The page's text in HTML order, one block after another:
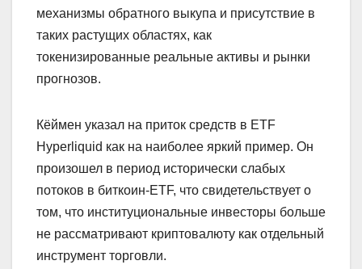
механизмы обратного выкупа и присутствие в
таких растущих областях, как
токенизированные реальные активы и рынки
прогнозов.
Кёймен указал на приток средств в ETF
Hyperliquid как на наиболее яркий пример. Он
произошел в период исторически слабых
потоков в биткоин-ETF, что свидетельствует о
том, что институциональные инвесторы больше
не рассматривают криптовалюту как отдельный
инструмент торговли.